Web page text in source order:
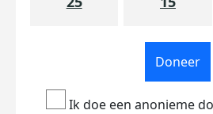
Doneer
Ik doe een anonieme